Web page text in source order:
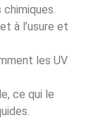
à l’usure et
les UV
ce qui le